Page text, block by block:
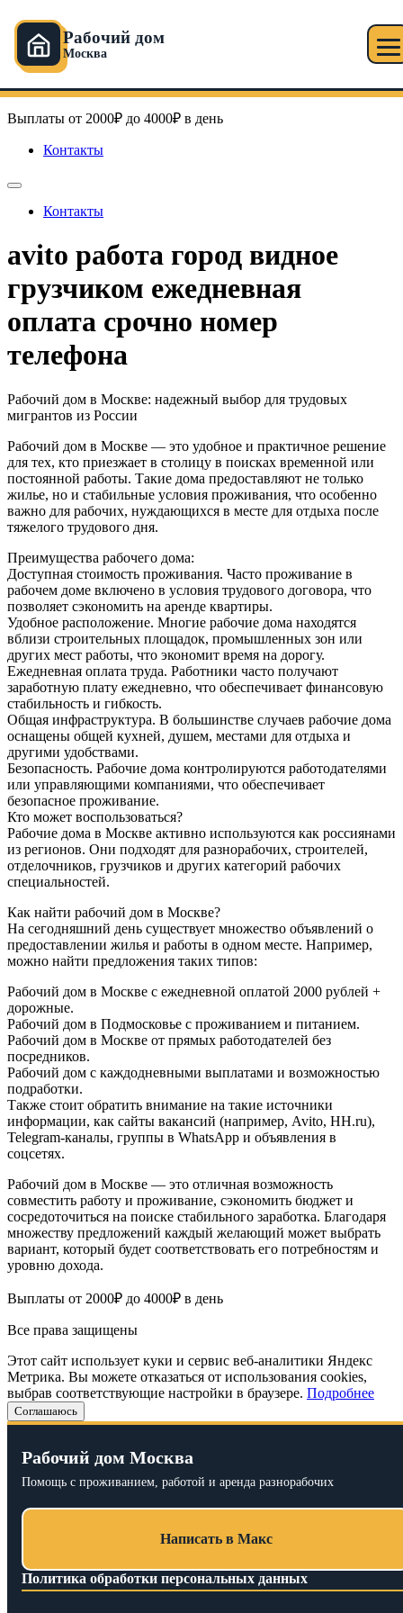
Рабочий дом
Москва
к
содержимому
Рабочий дом в Москве
Выплаты от 2000₽ до 4000₽ в день
Контакты
Контакты
avito работа город видное
грузчиком ежедневная
оплата срочно номер
телефона
Рабочий дом в Москве: надежный выбор для трудовых
мигрантов из России
Рабочий дом в Москве — это удобное и практичное решение
для тех, кто приезжает в столицу в поисках временной или
постоянной работы. Такие дома предоставляют не только
жилье, но и стабильные условия проживания, что особенно
важно для рабочих, нуждающихся в месте для отдыха после
тяжелого трудового дня.
Преимущества рабочего дома:
Доступная стоимость проживания. Часто проживание в
рабочем доме включено в условия трудового договора, что
позволяет сэкономить на аренде квартиры.
Удобное расположение. Многие рабочие дома находятся
вблизи строительных площадок, промышленных зон или
других мест работы, что экономит время на дорогу.
Ежедневная оплата труда. Работники часто получают
заработную плату ежедневно, что обеспечивает финансовую
стабильность и гибкость.
Общая инфраструктура. В большинстве случаев рабочие дома
оснащены общей кухней, душем, местами для отдыха и
другими удобствами.
Безопасность. Рабочие дома контролируются работодателями
или управляющими компаниями, что обеспечивает
безопасное проживание.
Кто может воспользоваться?
Рабочие дома в Москве активно используются как россиянами
из регионов. Они подходят для разнорабочих, строителей,
отделочников, грузчиков и других категорий рабочих
специальностей.
Как найти рабочий дом в Москве?
На сегодняшний день существует множество объявлений о
предоставлении жилья и работы в одном месте. Например,
можно найти предложения таких типов:
Рабочий дом в Москве с ежедневной оплатой 2000 рублей +
дорожные.
Рабочий дом в Подмосковье с проживанием и питанием.
Рабочий дом в Москве от прямых работодателей без
посредников.
Рабочий дом с каждодневными выплатами и возможностью
подработки.
Также стоит обратить внимание на такие источники
информации, как сайты вакансий (например, Avito, HH.ru),
Telegram-каналы, группы в WhatsApp и объявления в
соцсетях.
Рабочий дом в Москве — это отличная возможность
совместить работу и проживание, сэкономить бюджет и
сосредоточиться на поиске стабильного заработка. Благодаря
множеству предложений каждый желающий может выбрать
вариант, который будет соответствовать его потребностям и
уровню дохода.
Выплаты от 2000₽ до 4000₽ в день
Все права защищены
Этот сайт использует куки и сервис веб-аналитики Яндекс
Метрика. Вы можете отказаться от использования cookies,
выбрав соответствующие настройки в браузере. Подробнее
Соглашаюсь
Рабочий дом Москва
Помощь с проживанием, работой и аренда разнорабочих
Написать в Макс
Политика обработки персональных данных